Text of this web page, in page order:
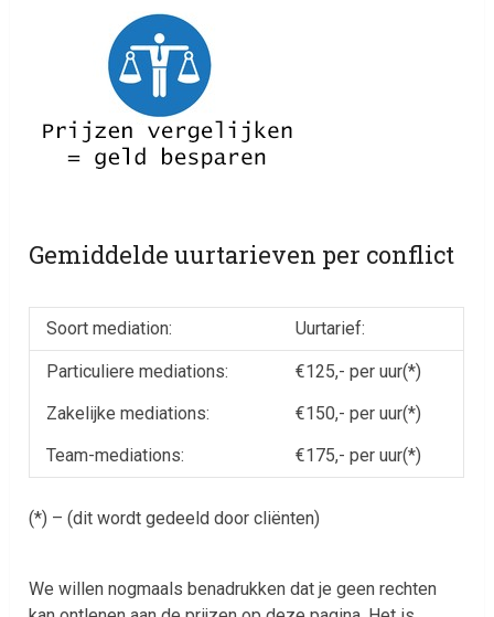
Gemiddelde uurtarieven per conflict
Soort mediation: Uurtarief:
Particuliere mediations:
€125,- per uur(*)
Zakelijke mediations:
€150,- per uur(*)
Team-mediations:
€175,- per uur(*)
(*) – (dit wordt gedeeld door cliënten)
We willen nogmaals benadrukken dat je geen rechten